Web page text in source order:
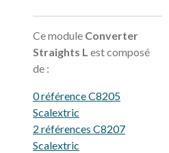
Ce module Converter
Straights L est composé
de :
0 référence C8205
Scalextric
2 références C8207
Scalextric